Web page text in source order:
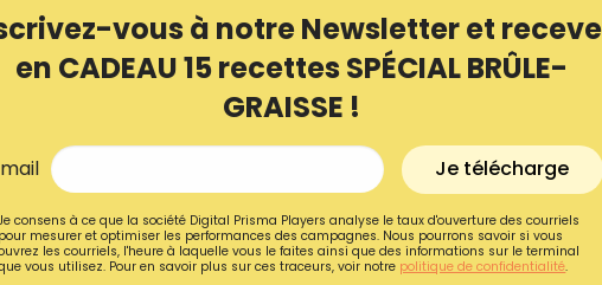
vous à notre Newsletter et
en CADEAU 15 recettes SPÉCIAL BRÛLE-
GRAISSE !
Je télécharge
consens à ce que la société Digital Prisma Players analyse le taux d'ouverture des courriels
pour mesurer et optimiser les performances des campagnes. Nous pourrons savoir si vous
les courriels, l'heure à laquelle vous le faites ainsi que des informations sur le terminal
vous utilisez. Pour en savoir plus sur ces traceurs, voir notre politique de confidentialité.